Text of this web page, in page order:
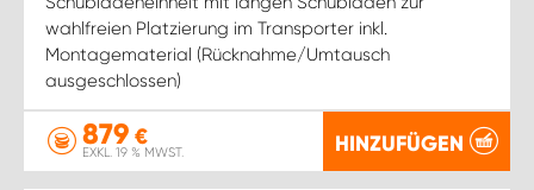
wahlfreien Platzierung im Transporter inkl.
Montagematerial (Rücknahme/Umtausch
ausgeschlossen)
879 €
EXKL. 19 % MWST. HINZUFÜGEN